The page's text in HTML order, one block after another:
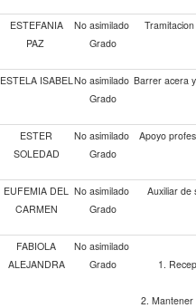
ESTEFANIA
PAZ
No asimilado
Grado
ESTELA ISABELNo asimilado
Grado
Barrer acera
ESTER
SOLEDAD
No asimilado
Grado
Apoyo
EUFEMIA DEL
CARMEN
No asimilado
Grado
Auxiliar de
FABIOLA
ALEJANDRA
No asimilado
Grado
1.
2. Mantener